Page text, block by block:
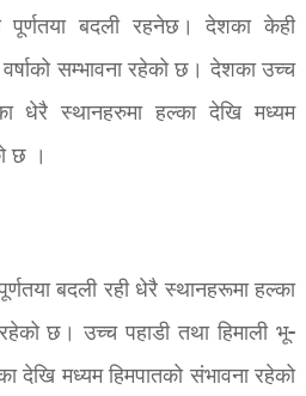
पूर्णतया बदली रहनेछ। देशका केही
सम्भावना रहेको छ। देशका उच्च
धेरै स्थानहरुमा हल्का देखि मध्यम
छ ।
बदली रही धेरै स्थानहरूमा हल्का
छ। उच्च पहाडी तथा हिमाली भू-
देखि मध्यम हिमपातको संभावना रहेको